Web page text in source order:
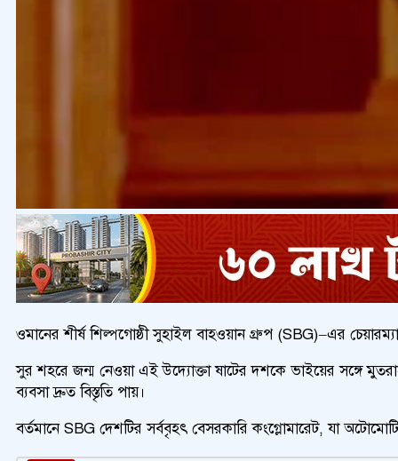
ওমানের শীর্ষ শিল্পগোষ্ঠী সুহাইল বাহওয়ান গ্রুপ (SBG)–এর
সুর শহরে জন্ম নেওয়া এই উদ্যোক্তা ষাটের দশকে ভাইয়ের সঙ্গে
ব্যবসা দ্রুত বিস্তৃতি পায়।
বর্তমানে SBG দেশটির সর্ববৃহৎ বেসরকারি কংগ্লোমারেট, যা